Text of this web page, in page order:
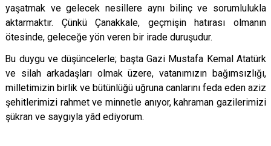
yaşatmak ve gelecek nesillere aynı bilinç ve sorumlulukla
aktarmaktır. Çünkü Çanakkale, geçmişin hatırası olmanın
ötesinde, geleceğe yön veren bir irade duruşudur.
Bu duygu ve düşüncelerle; başta Gazi Mustafa Kemal Atatürk
ve silah arkadaşları olmak üzere, vatanımızın bağımsızlığı,
milletimizin birlik ve bütünlüğü uğruna canlarını feda eden aziz
şehitlerimizi rahmet ve minnetle anıyor, kahraman gazilerimizi
şükran ve saygıyla yâd ediyorum.